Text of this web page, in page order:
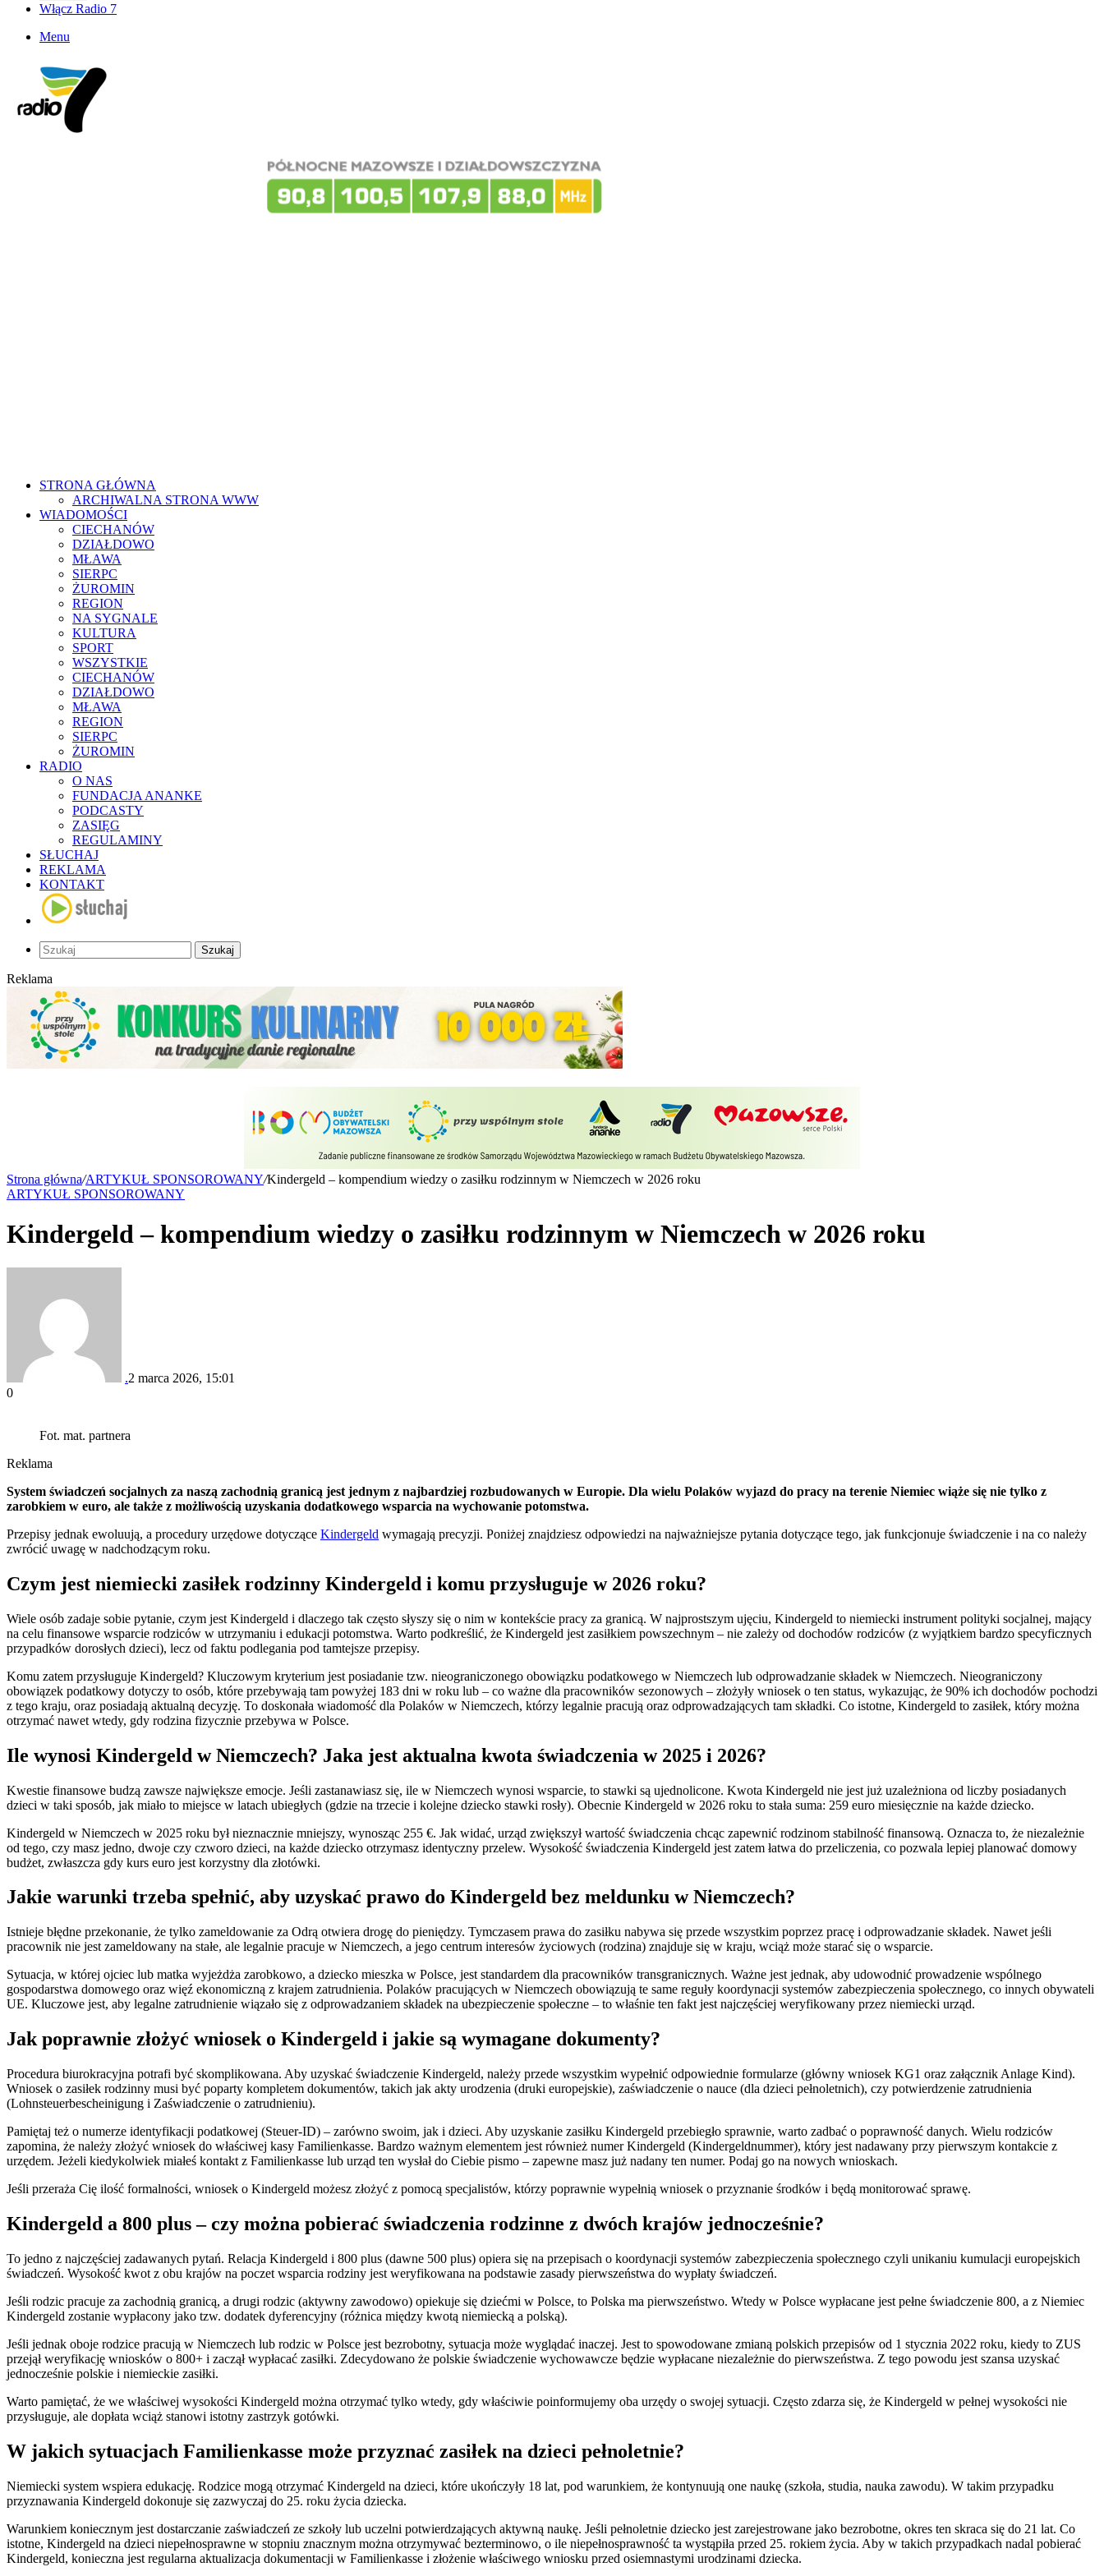
Włącz Radio 7
Menu
STRONA GŁÓWNA
ARCHIWALNA STRONA WWW
WIADOMOŚCI
CIECHANÓW
DZIAŁDOWO
MŁAWA
SIERPC
ŻUROMIN
REGION
NA SYGNALE
KULTURA
SPORT
WSZYSTKIE
CIECHANÓW
DZIAŁDOWO
MŁAWA
REGION
SIERPC
ŻUROMIN
RADIO
O NAS
FUNDACJA ANANKE
PODCASTY
ZASIĘG
REGULAMINY
SŁUCHAJ
REKLAMA
KONTAKT
Szukaj
Reklama
Strona główna/ARTYKUŁ SPONSOROWANY/Kindergeld – kompendium wiedzy o zasiłku rodzinnym w Niemczech w 2026 roku
ARTYKUŁ SPONSOROWANY
Kindergeld – kompendium wiedzy o zasiłku rodzinnym w Niemczech w 2026 roku
.2 marca 2026, 15:01
0
Fot. mat. partnera
Reklama
System świadczeń socjalnych za naszą zachodnią granicą jest jednym z najbardziej rozbudowanych w Europie. Dla wielu Polaków wyjazd do pracy na terenie Niemiec wiąże się nie tylko z
zarobkiem w euro, ale także z możliwością uzyskania dodatkowego wsparcia na wychowanie potomstwa.
Przepisy jednak ewoluują, a procedury urzędowe dotyczące Kindergeld wymagają precyzji. Poniżej znajdziesz odpowiedzi na najważniejsze pytania dotyczące tego, jak funkcjonuje świadczenie i na co należy
zwrócić uwagę w nadchodzącym roku.
Czym jest niemiecki zasiłek rodzinny Kindergeld i komu przysługuje w 2026 roku?
Wiele osób zadaje sobie pytanie, czym jest Kindergeld i dlaczego tak często słyszy się o nim w kontekście pracy za granicą. W najprostszym ujęciu, Kindergeld to niemiecki instrument polityki socjalnej, mający
na celu finansowe wsparcie rodziców w utrzymaniu i edukacji potomstwa. Warto podkreślić, że Kindergeld jest zasiłkiem powszechnym – nie zależy od dochodów rodziców (z wyjątkiem bardzo specyficznych
przypadków dorosłych dzieci), lecz od faktu podlegania pod tamtejsze przepisy.
Komu zatem przysługuje Kindergeld? Kluczowym kryterium jest posiadanie tzw. nieograniczonego obowiązku podatkowego w Niemczech lub odprowadzanie składek w Niemczech. Nieograniczony
obowiązek podatkowy dotyczy to osób, które przebywają tam powyżej 183 dni w roku lub – co ważne dla pracowników sezonowych – złożyły wniosek o ten status, wykazując, że 90% ich dochodów pochodzi
z tego kraju, oraz posiadają aktualną decyzję. To doskonała wiadomość dla Polaków w Niemczech, którzy legalnie pracują oraz odprowadzających tam składki. Co istotne, Kindergeld to zasiłek, który można
otrzymać nawet wtedy, gdy rodzina fizycznie przebywa w Polsce.
Ile wynosi Kindergeld w Niemczech? Jaka jest aktualna kwota świadczenia w 2025 i 2026?
Kwestie finansowe budzą zawsze największe emocje. Jeśli zastanawiasz się, ile w Niemczech wynosi wsparcie, to stawki są ujednolicone. Kwota Kindergeld nie jest już uzależniona od liczby posiadanych
dzieci w taki sposób, jak miało to miejsce w latach ubiegłych (gdzie na trzecie i kolejne dziecko stawki rosły). Obecnie Kindergeld w 2026 roku to stała suma: 259 euro miesięcznie na każde dziecko.
Kindergeld w Niemczech w 2025 roku był nieznacznie mniejszy, wynosząc 255 €. Jak widać, urząd zwiększył wartość świadczenia chcąc zapewnić rodzinom stabilność finansową. Oznacza to, że niezależnie
od tego, czy masz jedno, dwoje czy czworo dzieci, na każde dziecko otrzymasz identyczny przelew. Wysokość świadczenia Kindergeld jest zatem łatwa do przeliczenia, co pozwala lepiej planować domowy
budżet, zwłaszcza gdy kurs euro jest korzystny dla złotówki.
Jakie warunki trzeba spełnić, aby uzyskać prawo do Kindergeld bez meldunku w Niemczech?
Istnieje błędne przekonanie, że tylko zameldowanie za Odrą otwiera drogę do pieniędzy. Tymczasem prawa do zasiłku nabywa się przede wszystkim poprzez pracę i odprowadzanie składek. Nawet jeśli
pracownik nie jest zameldowany na stałe, ale legalnie pracuje w Niemczech, a jego centrum interesów życiowych (rodzina) znajduje się w kraju, wciąż może starać się o wsparcie.
Sytuacja, w której ojciec lub matka wyjeżdża zarobkowo, a dziecko mieszka w Polsce, jest standardem dla pracowników transgranicznych. Ważne jest jednak, aby udowodnić prowadzenie wspólnego
gospodarstwa domowego oraz więź ekonomiczną z krajem zatrudnienia. Polaków pracujących w Niemczech obowiązują te same reguły koordynacji systemów zabezpieczenia społecznego, co innych obywateli
UE. Kluczowe jest, aby legalne zatrudnienie wiązało się z odprowadzaniem składek na ubezpieczenie społeczne – to właśnie ten fakt jest najczęściej weryfikowany przez niemiecki urząd.
Jak poprawnie złożyć wniosek o Kindergeld i jakie są wymagane dokumenty?
Procedura biurokracyjna potrafi być skomplikowana. Aby uzyskać świadczenie Kindergeld, należy przede wszystkim wypełnić odpowiednie formularze (główny wniosek KG1 oraz załącznik Anlage Kind).
Wniosek o zasiłek rodzinny musi być poparty kompletem dokumentów, takich jak akty urodzenia (druki europejskie), zaświadczenie o nauce (dla dzieci pełnoletnich), czy potwierdzenie zatrudnienia
(Lohnsteuerbescheinigung i Zaświadczenie o zatrudnieniu).
Pamiętaj też o numerze identyfikacji podatkowej (Steuer-ID) – zarówno swoim, jak i dzieci. Aby uzyskanie zasiłku Kindergeld przebiegło sprawnie, warto zadbać o poprawność danych. Wielu rodziców
zapomina, że należy złożyć wniosek do właściwej kasy Familienkasse. Bardzo ważnym elementem jest również numer Kindergeld (Kindergeldnummer), który jest nadawany przy pierwszym kontakcie z
urzędem. Jeżeli kiedykolwiek miałeś kontakt z Familienkasse lub urząd ten wysłał do Ciebie pismo – zapewne masz już nadany ten numer. Podaj go na nowych wnioskach.
Jeśli przeraża Cię ilość formalności, wniosek o Kindergeld możesz złożyć z pomocą specjalistów, którzy poprawnie wypełnią wniosek o przyznanie środków i będą monitorować sprawę.
Kindergeld a 800 plus – czy można pobierać świadczenia rodzinne z dwóch krajów jednocześnie?
To jedno z najczęściej zadawanych pytań. Relacja Kindergeld i 800 plus (dawne 500 plus) opiera się na przepisach o koordynacji systemów zabezpieczenia społecznego czyli unikaniu kumulacji europejskich
świadczeń. Wysokość kwot z obu krajów na poczet wsparcia rodziny jest weryfikowana na podstawie zasady pierwszeństwa do wypłaty świadczeń.
Jeśli rodzic pracuje za zachodnią granicą, a drugi rodzic (aktywny zawodowo) opiekuje się dziećmi w Polsce, to Polska ma pierwszeństwo. Wtedy w Polsce wypłacane jest pełne świadczenie 800, a z Niemiec
Kindergeld zostanie wypłacony jako tzw. dodatek dyferencyjny (różnica między kwotą niemiecką a polską).
Jeśli jednak oboje rodzice pracują w Niemczech lub rodzic w Polsce jest bezrobotny, sytuacja może wyglądać inaczej. Jest to spowodowane zmianą polskich przepisów od 1 stycznia 2022 roku, kiedy to ZUS
przejął weryfikację wniosków o 800+ i zaczął wypłacać zasiłki. Zdecydowano że polskie świadczenie wychowawcze będzie wypłacane niezależnie do pierwszeństwa. Z tego powodu jest szansa uzyskać
jednocześnie polskie i niemieckie zasiłki.
Warto pamiętać, że we właściwej wysokości Kindergeld można otrzymać tylko wtedy, gdy właściwie poinformujemy oba urzędy o swojej sytuacji. Często zdarza się, że Kindergeld w pełnej wysokości nie
przysługuje, ale dopłata wciąż stanowi istotny zastrzyk gotówki.
W jakich sytuacjach Familienkasse może przyznać zasiłek na dzieci pełnoletnie?
Niemiecki system wspiera edukację. Rodzice mogą otrzymać Kindergeld na dzieci, które ukończyły 18 lat, pod warunkiem, że kontynuują one naukę (szkoła, studia, nauka zawodu). W takim przypadku
przyznawania Kindergeld dokonuje się zazwyczaj do 25. roku życia dziecka.
Warunkiem koniecznym jest dostarczanie zaświadczeń ze szkoły lub uczelni potwierdzających aktywną naukę. Jeśli pełnoletnie dziecko jest zarejestrowane jako bezrobotne, okres ten skraca się do 21 lat. Co
istotne, Kindergeld na dzieci niepełnosprawne w stopniu znacznym można otrzymywać bezterminowo, o ile niepełnosprawność ta wystąpiła przed 25. rokiem życia. Aby w takich przypadkach nadal pobierać
Kindergeld, konieczna jest regularna aktualizacja dokumentacji w Familienkasse i złożenie właściwego wniosku przed osiemnastymi urodzinami dziecka.